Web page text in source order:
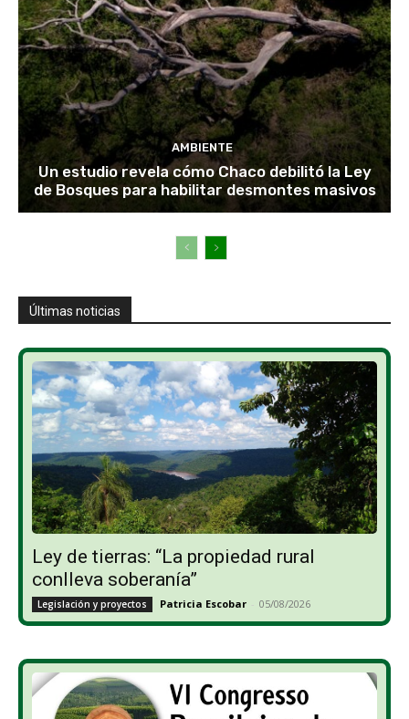
AMBIENTE
Un estudio revela cómo Chaco debilitó la Ley
de Bosques para habilitar desmontes masivos
Últimas noticias
Ley de tierras: “La propiedad rural
conlleva soberanía”
Legislación y proyectos Patricia Escobar - 05/08/2026